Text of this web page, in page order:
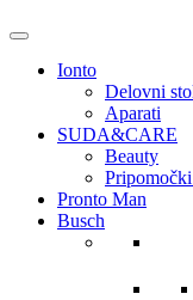
Ionto
Delovni
Aparati
SUDA&CARE
Beauty
Pronto Man
Busch